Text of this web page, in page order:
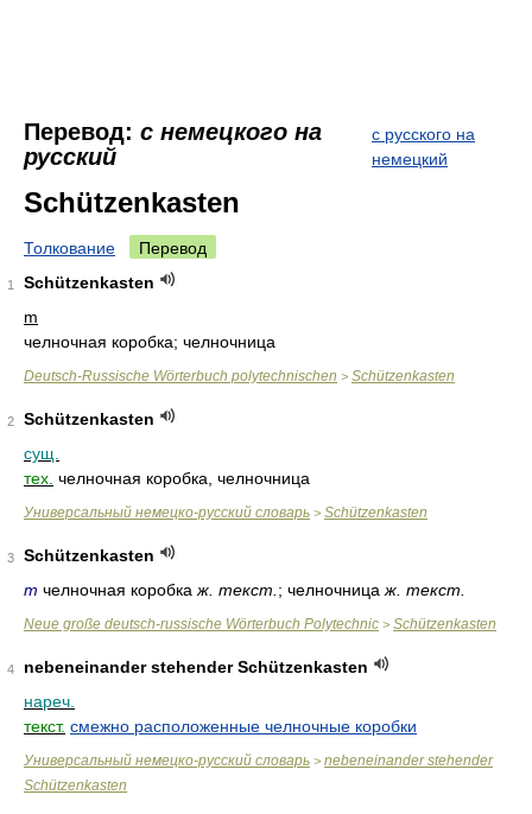
Перевод: с немецкого на
русский
с русского на
немецкий
Schützenkasten
Толкование Перевод
1
Schützenkasten
m
челночная коробка; челночница
Deutsch-Russische Wörterbuch polytechnischen > Schützenkasten
2
Schützenkasten
сущ.
тех. челночная коробка, челночница
Универсальный немецко-русский словарь > Schützenkasten
3
Schützenkasten
m челночная коробка ж. текст. ; челночница ж. текст.
Neue große deutsch-russische Wörterbuch Polytechnic > Schützenkasten
4
nebeneinander stehender Schützenkasten
нареч.
текст. смежно расположенные челночные коробки
Универсальный немецко-русский словарь > nebeneinander stehender
Schützenkasten